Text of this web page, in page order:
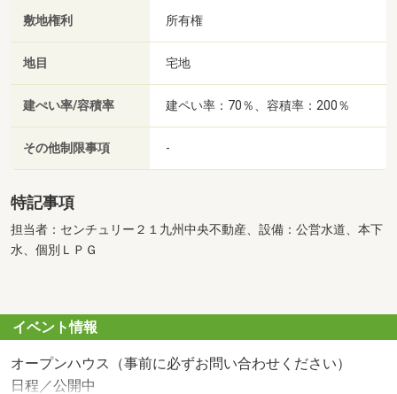
敷地権利 所有権
地目 宅地
建ぺい率/容積率 建ペい率：70％、容積率：200％
その他制限事項 -
特記事項
担当者：センチュリー２１九州中央不動産、設備：公営水道、本下
水、個別ＬＰＧ
イベント情報
オープンハウス（事前に必ずお問い合わせください）
日程／公開中